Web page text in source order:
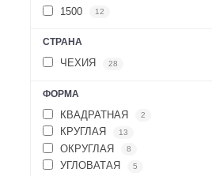
1500 12
СТРАНА
ЧЕХИЯ 28
ФОРМА
КВАДРАТНАЯ 2
КРУГЛАЯ 13
ОКРУГЛАЯ 8
УГЛОВАТАЯ 5